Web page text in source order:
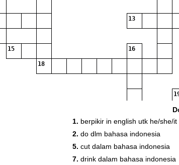
13
15 16
18
1. berpikir in english utk he/she/it
2. do dlm bahasa indonesia
5. cut dalam bahasa indonesia
7. drink dalam bahasa indonesia